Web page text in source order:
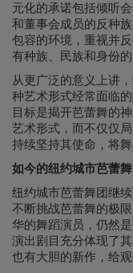
元化的承诺包括倾听
和董事会成员的反种
包容的环境，重视并
有种族、民族和身份的
从更广泛的意义上讲
种艺术形式经常面临
目标是揭开芭蕾舞的
艺术形式，而不仅仅
持续坚持其使命，将
如今的纽约城市芭蕾
纽约城市芭蕾舞团继
不断挑战芭蕾舞的极
华的舞蹈演员，仍然
演出剧目充分体现了
也有大胆的新作，给